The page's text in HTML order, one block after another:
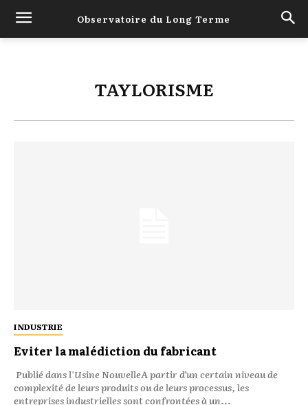
Observatoire du Long Terme
TAYLORISME
INDUSTRIE
Eviter la malédiction du fabricant
Publié dans l'Usine NouvelleA partir d’un certain niveau de
complexité de leurs produits ou de leurs processus, les
entreprises industrielles sont confrontées à un...